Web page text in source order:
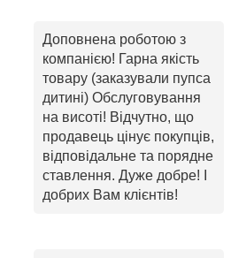
Доповнена роботою з
компанією! Гарна якість
товару (заказували пупса
дитині) Обслуговування
на висоті! Відчутно, що
продавець цінує покупців,
відповідальне та порядне
ставлення. Дуже добре! І
добрих Вам клієнтів!